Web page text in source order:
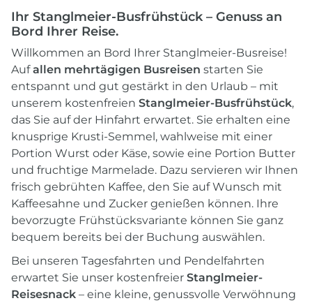
Ihr Stanglmeier-Busfrühstück – Genuss an
Bord Ihrer Reise.
Willkommen an Bord Ihrer Stanglmeier-Busreise!
Aufallen mehrtägigen Busreisen starten Sie
entspannt und gut gestärkt in den Urlaub – mit
unserem kostenfreien Stanglmeier-Busfrühstück,
das Sie auf der Hinfahrt erwartet. Sie erhalten eine
knusprige Krusti-Semmel, wahlweise mit einer
Portion Wurst oder Käse, sowie eine Portion Butter
und fruchtige Marmelade. Dazu servieren wir Ihnen
frisch gebrühten Kaffee, den Sie auf Wunsch mit
Kaffeesahne und Zucker genießen können. Ihre
bevorzugte Frühstücksvariante können Sie ganz
bequem bereits bei der Buchung auswählen.
Bei unseren Tagesfahrten und Pendelfahrten
erwartet Sie unser kostenfreier Stanglmeier-
Reisesnack – eine kleine, genussvolle Verwöhnung